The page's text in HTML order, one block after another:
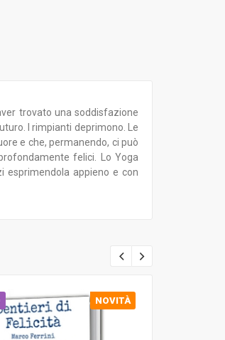
trovato una soddisfazione
I rimpianti deprimono. Le
e che, permanendo, ci può
felici. Lo Yoga
esprimendola appieno e con
NOVITÀ